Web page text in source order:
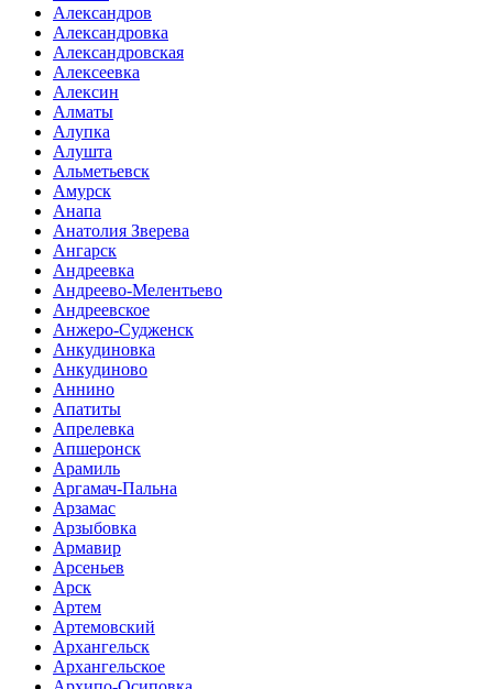
Александров
Александровка
Александровская
Алексеевка
Алексин
Алматы
Алупка
Алушта
Альметьевск
Амурск
Анапа
Анатолия Зверева
Ангарск
Андреевка
Андреево-Мелентьево
Андреевское
Анжеро-Судженск
Анкудиновка
Анкудиново
Аннино
Апатиты
Апрелевка
Апшеронск
Арамиль
Аргамач-Пальна
Арзамас
Арзыбовка
Армавир
Арсеньев
Арск
Артем
Артемовский
Архангельск
Архангельское